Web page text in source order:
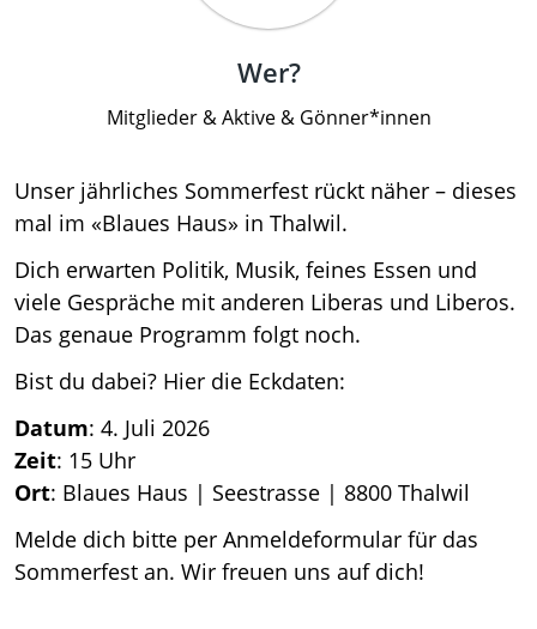
Wer?
Mitglieder & Aktive & Gönner*innen
Unser jährliches Sommerfest rückt näher – dieses
mal im «Blaues Haus» in Thalwil.
Dich erwarten Politik, Musik, feines Essen und
viele Gespräche mit anderen Liberas und Liberos.
Das genaue Programm folgt noch.
Bist du dabei? Hier die Eckdaten:
Datum: 4. Juli 2026
Zeit: 15 Uhr
Ort: Blaues Haus | Seestrasse | 8800 Thalwil
Melde dich bitte per Anmeldeformular für das
Sommerfest an. Wir freuen uns auf dich!